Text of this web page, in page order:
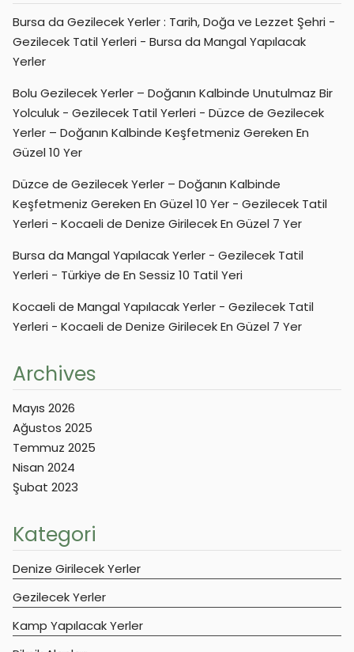
Bursa da Gezilecek Yerler : Tarih, Doğa ve Lezzet Şehri -
Gezilecek Tatil Yerleri - Bursa da Mangal Yapılacak
Yerler
Bolu Gezilecek Yerler – Doğanın Kalbinde Unutulmaz Bir
Yolculuk - Gezilecek Tatil Yerleri - Düzce de Gezilecek
Yerler – Doğanın Kalbinde Keşfetmeniz Gereken En
Güzel 10 Yer
Düzce de Gezilecek Yerler – Doğanın Kalbinde
Keşfetmeniz Gereken En Güzel 10 Yer - Gezilecek Tatil
Yerleri - Kocaeli de Denize Girilecek En Güzel 7 Yer
Bursa da Mangal Yapılacak Yerler - Gezilecek Tatil
Yerleri - Türkiye de En Sessiz 10 Tatil Yeri
Kocaeli de Mangal Yapılacak Yerler - Gezilecek Tatil
Yerleri - Kocaeli de Denize Girilecek En Güzel 7 Yer
Archives
Mayıs 2026
Ağustos 2025
Temmuz 2025
Nisan 2024
Şubat 2023
Kategori
Denize Girilecek Yerler
Gezilecek Yerler
Kamp Yapılacak Yerler